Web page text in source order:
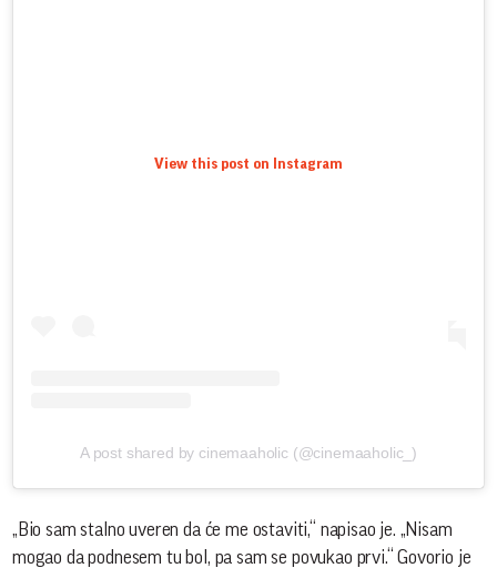
View this post on Instagram
A post shared by cinemaaholic (@cinemaaholic_)
„Bio sam stalno uveren da će me ostaviti,“ napisao je. „Nisam
mogao da podnesem tu bol, pa sam se povukao prvi.“ Govorio je